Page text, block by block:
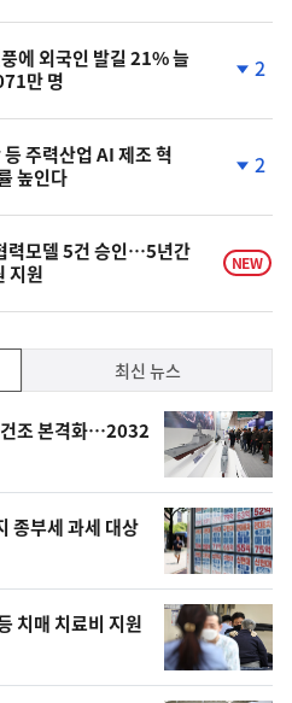
상
에 외국인 발길 21% 늘
만 명
하
2
주력산업 AI 제조 혁
높인다
하
락
2
력모델 5건 승인…5년간
지원
NEW
최신 뉴스
조 본격화…2032
종부세 과세 대상
치매 치료비 지원